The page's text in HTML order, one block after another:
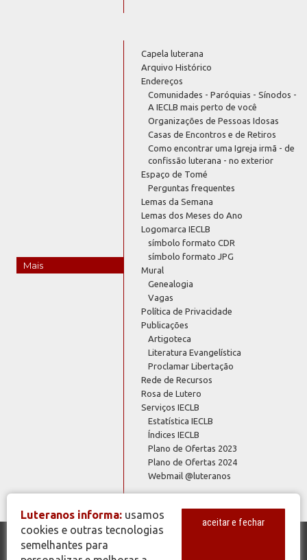
Mais
Capela luterana
Arquivo Histórico
Endereços
Comunidades - Paróquias - Sínodos -
A IECLB mais perto de você
Organizações de Pessoas Idosas
Casas de Encontros e de Retiros
Como encontrar uma Igreja irmã - de
confissão luterana - no exterior
Espaço de Tomé
Perguntas frequentes
Lemas da Semana
Lemas dos Meses do Ano
Logomarca IECLB
símbolo formato CDR
símbolo formato JPG
Mural
Genealogia
Vagas
Política de Privacidade
Publicações
Artigoteca
Literatura Evangelística
Proclamar Libertação
Rede de Recursos
Rosa de Lutero
Serviços IECLB
Estatística IECLB
Índices IECLB
Plano de Ofertas 2023
Plano de Ofertas 2024
Webmail @luteranos
© Copyright 2026 - Todos os Direitos Reservados - IECLB - Igreja
Luteranos informa: usamos
cookies e outras tecnologias
semelhantes para
aceitar e fechar